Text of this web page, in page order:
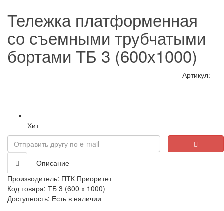
Тележка платформенная
со съемными трубчатыми
бортами ТБ 3 (600х1000)
Артикул:
Хит
Описание
Производитель: ПТК Приоритет
Код товара: ТБ 3 (600 х 1000)
Доступность: Есть в наличии